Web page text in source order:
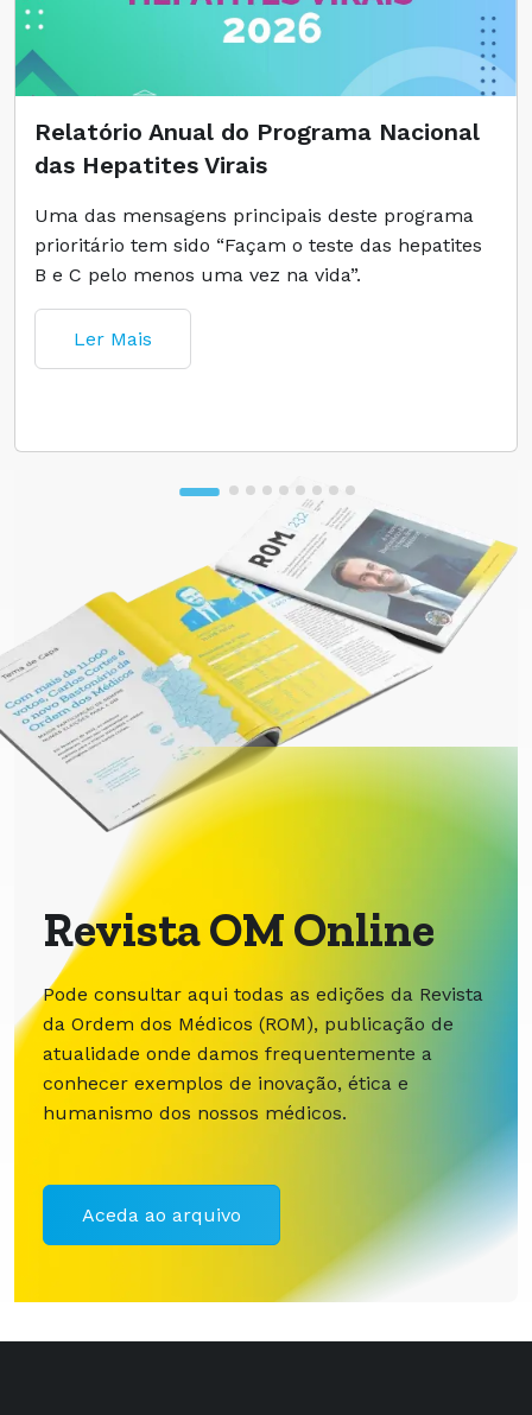
Relatório Anual do Programa Nacional
das Hepatites Virais
Uma das mensagens principais deste programa
prioritário tem sido “Façam o teste das hepatites
B e C pelo menos uma vez na vida”.
Ler Mais
Revista OM Online
Pode consultar aqui todas as edições da Revista
da Ordem dos Médicos (ROM), publicação de
atualidade onde damos frequentemente a
conhecer exemplos de inovação, ética e
humanismo dos nossos médicos.
Aceda ao arquivo